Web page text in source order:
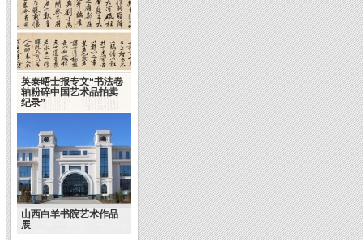
英泰晤士报专文“书法卷
轴粉碎中国艺术品拍卖
纪录”
山西白羊书院艺术作品
展